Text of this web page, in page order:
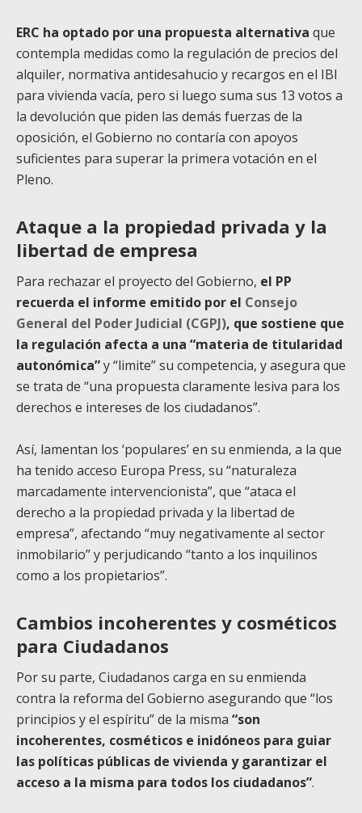
ERC ha optado por una propuesta alternativa que
contempla medidas como la regulación de precios del
alquiler, normativa antidesahucio y recargos en el IBI
para vivienda vacía, pero si luego suma sus 13 votos a
la devolución que piden las demás fuerzas de la
oposición, el Gobierno no contaría con apoyos
suficientes para superar la primera votación en el
Pleno.
Ataque a la propiedad privada y la
libertad de empresa
Para rechazar el proyecto del Gobierno, el PP
recuerda el informe emitido por el Consejo
General del Poder Judicial (CGPJ), que sostiene que
la regulación afecta a una “materia de titularidad
autonómica”y “limite” su competencia, y asegura que
se trata de “una propuesta claramente lesiva para los
derechos e intereses de los ciudadanos”.
Así, lamentan los ‘populares’ en su enmienda, a la que
ha tenido acceso Europa Press, su “naturaleza
marcadamente intervencionista”, que “ataca el
derecho a la propiedad privada y la libertad de
empresa”, afectando “muy negativamente al sector
inmobilario” y perjudicando “tanto a los inquilinos
como a los propietarios”.
Cambios incoherentes y cosméticos
para Ciudadanos
Por su parte, Ciudadanos carga en su enmienda
contra la reforma del Gobierno asegurando que “los
principios y el espíritu” de la misma “son
incoherentes, cosméticos e inidóneos para guiar
las políticas públicas de vivienda y garantizar el
acceso a la misma para todos los ciudadanos”.